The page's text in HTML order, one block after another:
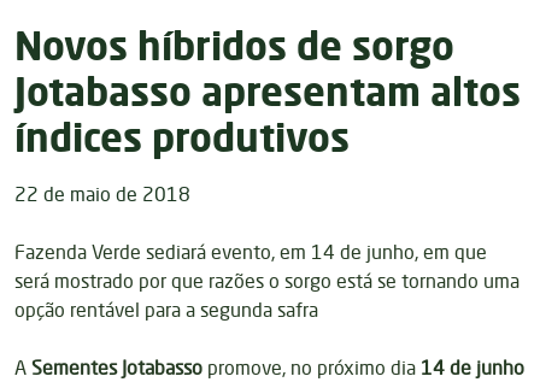
Novos híbridos de sorgo
Jotabasso apresentam altos
índices produtivos
22 de maio de 2018
Fazenda Verde sediará evento, em 14 de junho, em que
será mostrado por que razões o sorgo está se tornando uma
opção rentável para a segunda safra
A Sementes Jotabasso promove, no próximo dia 14 de junho